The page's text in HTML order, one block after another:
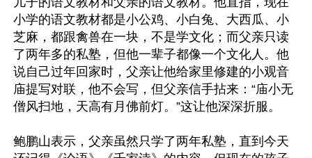
小学的语文教材都是小公鸡、小白兔、大西瓜、小
芝麻，都跟禽兽在一块，不是学文化；而父亲只读
了两年多的私塾，但他一辈子都像一个文化人。他
说自己过年回家时，父亲让他给家里修建的小观音
庙提写对联，他不会写，但父亲信手拈来：“庙小无
僧风扫地，天高有月佛前灯。”这让他深深折服。
鲍鹏山表示，父亲虽然只学了两年私塾，直到今天